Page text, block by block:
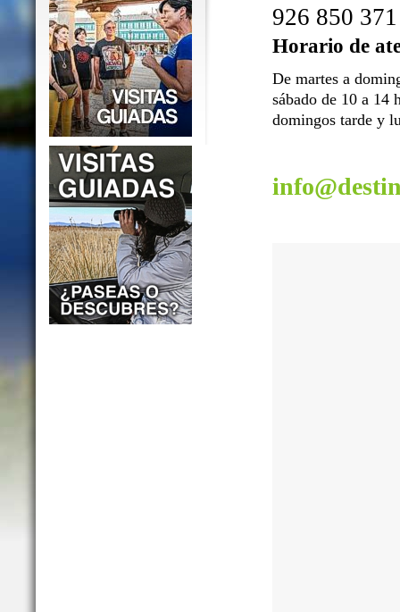
926 850 371
Horario de
De martes a
sábado de 10 a 14
domingos tarde y